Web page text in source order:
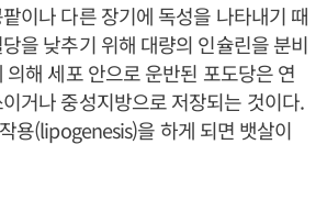
이나 다른 장기에 독성을 나타내기 때
을 낮추기 위해 대량의 인슐린을 분비
해 세포 안으로 운반된 포도당은 연
거나 중성지방으로 저장되는 것이다.
용(lipogenesis)을 하게 되면 뱃살이